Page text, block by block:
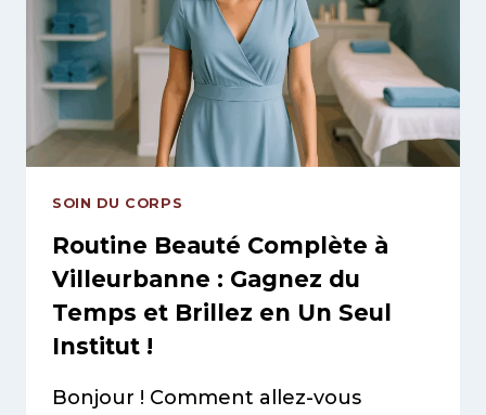
EMSCULPT
SANS
BISTOURI
SOIN DU CORPS
Routine Beauté Complète à
Villeurbanne : Gagnez du
Temps et Brillez en Un Seul
Institut !
Bonjour ! Comment allez-vous